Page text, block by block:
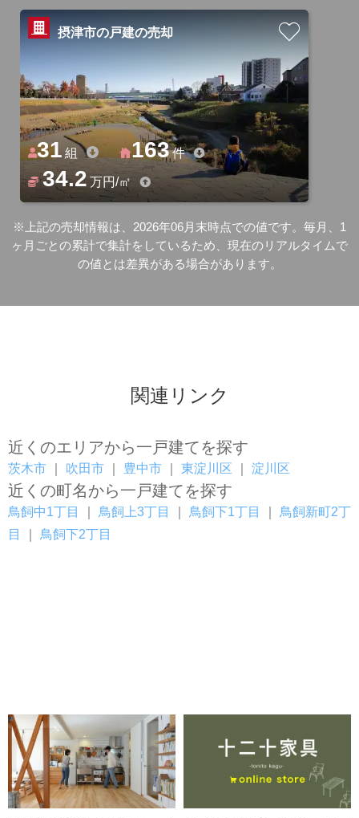
摂津市の戸建の売却
31 組 163件
34.2 万円/㎡
※上記の売却情報は、2026年06月末時点での値です。毎月、1
ヶ月ごとの累計で集計をしているため、現在のリアルタイムで
の値とは差異がある場合があります。
関連リンク
近くのエリアから一戸建てを探す
茨木市 吹田市 豊中市 東淀川区 淀川区
近くの町名から一戸建てを探す
鳥飼中1丁目 鳥飼上3丁目 鳥飼下1丁目
鳥飼新町2丁
目
鳥飼下2丁目